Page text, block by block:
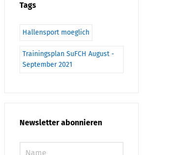
Tags
Hallensport moeglich
Trainingsplan SuFCH August -
September 2021
Newsletter abonnieren